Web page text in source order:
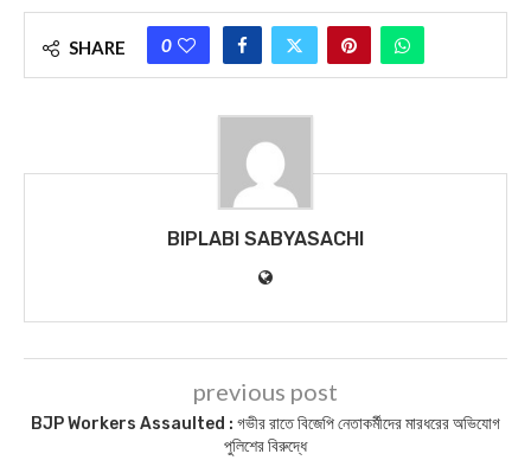
SHARE 0
BIPLABI SABYASACHI
previous post
BJP Workers Assaulted : গভীর রাতে বিজেপি নেতাকর্মীদের মারধরের অভিযোগ
পুলিশের বিরুদ্ধে